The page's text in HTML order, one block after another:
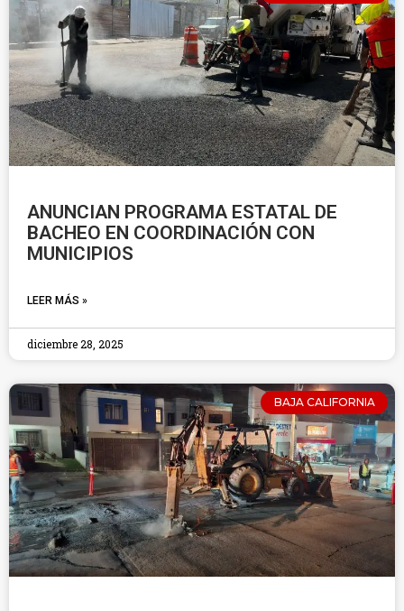
ANUNCIAN PROGRAMA ESTATAL DE
BACHEO EN COORDINACIÓN CON
MUNICIPIOS
LEER MÁS »
diciembre 28, 2025
BAJA CALIFORNIA